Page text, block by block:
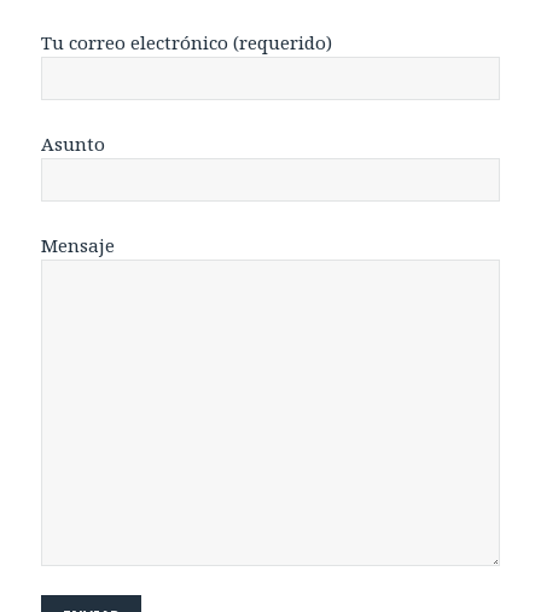
Tu correo electrónico (requerido)
Asunto
Mensaje